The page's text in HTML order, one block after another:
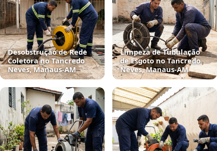
Desobstrução de Rede
Coletora no Tancredo
Neves, Manaus‑AM
Limpeza de Tubulação
de Esgoto no Tancredo
Neves, Manaus‑AM